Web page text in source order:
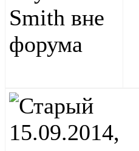
15.09.2014,